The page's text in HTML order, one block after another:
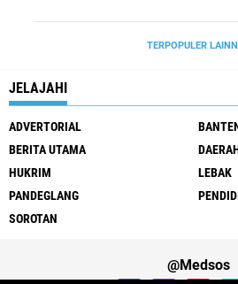
TERPOPULER
JELAJAHI
ADVERTORIAL
BERITA UTAMA
HUKRIM
LEBAK
PANDEGLANG
SOROTAN
@Medsos